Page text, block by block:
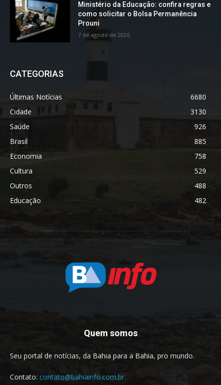
Ministério da Educação: confira regras e
como solicitar o Bolsa Permanência
Prouni
7 de agosto de 2026
CATEGORIAS
Últimas Notícias
6680
Cidade
3130
Saúde
926
Brasil
885
Economia
758
Cultura
529
Outros
488
Educação
482
Quem somos
Seu portal de notícias, da Bahia para a Bahia, pro mundo.
Contato: contato@bahiainfo.com.br